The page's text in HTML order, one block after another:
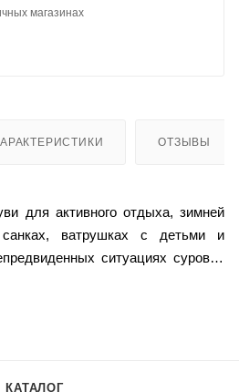
магазинах
ОТЗЫВЫ
для активного отдыха, зимней
ватрушках с детьми и
ситуациях суровой
КАТАЛОГ